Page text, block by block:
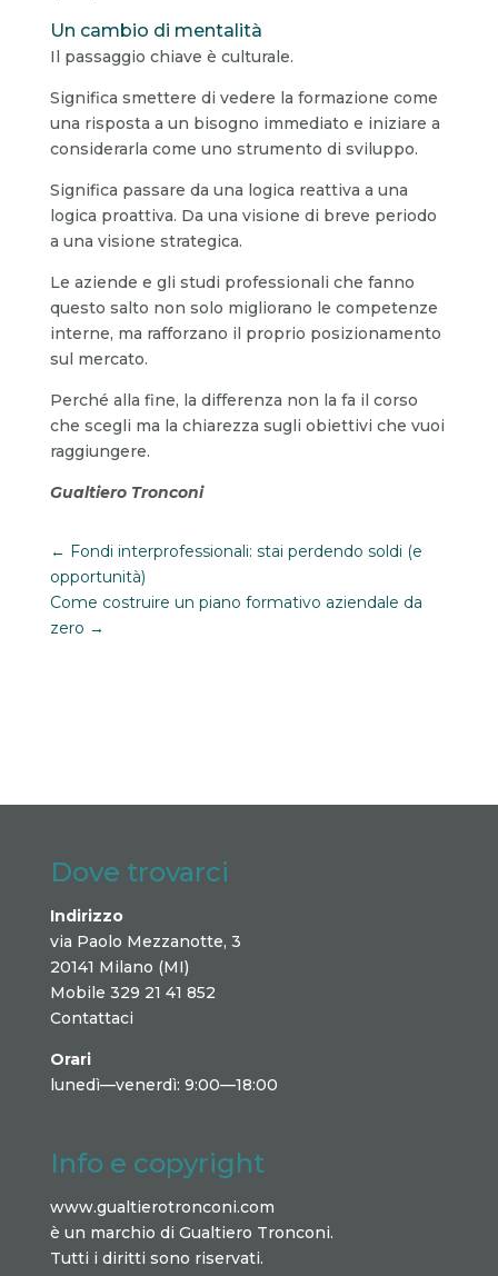
Un cambio di mentalità
Il passaggio chiave è culturale.
Significa smettere di vedere la formazione come
una risposta a un bisogno immediato e iniziare a
considerarla come uno strumento di sviluppo.
Significa passare da una logica reattiva a una
logica proattiva. Da una visione di breve periodo
a una visione strategica.
Le aziende e gli studi professionali che fanno
questo salto non solo migliorano le competenze
interne, ma rafforzano il proprio posizionamento
sul mercato.
Perché alla fine, la differenza non la fa il corso
che scegli ma la chiarezza sugli obiettivi che vuoi
raggiungere.
Gualtiero Tronconi
← Fondi interprofessionali: stai perdendo soldi (e
opportunità)
Come costruire un piano formativo aziendale da
zero →
Dove trovarci
Indirizzo
via Paolo Mezzanotte, 3
20141 Milano (MI)
Mobile 329 21 41 852
Contattaci
Orari
lunedì—venerdì: 9:00—18:00
Info e copyright
www.gualtierotronconi.com
è un marchio di Gualtiero Tronconi.
Tutti i diritti sono riservati.